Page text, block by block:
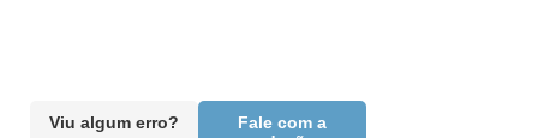
Viu algum erro?
Fale com a